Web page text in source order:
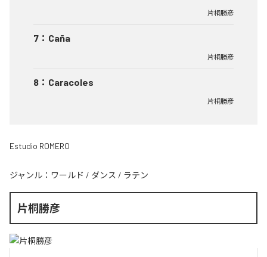
片桐勝彦
7 ： Caña
片桐勝彦
8 ： Caracoles
片桐勝彦
Estudio ROMERO
ジャンル： ワールド / ダンス / ラテン
片桐勝彦